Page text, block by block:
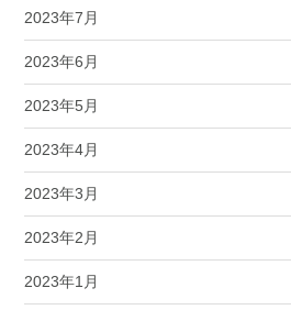
2023年7月
2023年6月
2023年5月
2023年4月
2023年3月
2023年2月
2023年1月